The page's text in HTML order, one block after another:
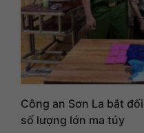
Công an Sơn La bắt
số lượng lớn ma túy